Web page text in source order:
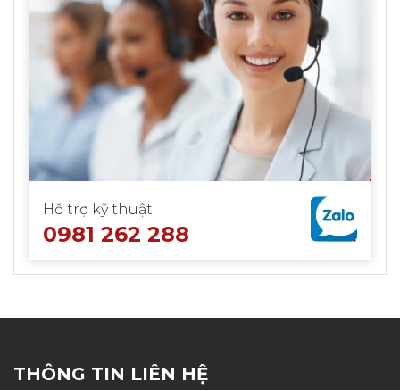
Hỗ trợ kỹ thuật
0981 262 288
ngành công nghiệp